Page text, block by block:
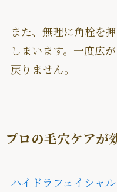
また、無理に角栓を
しまいます。一度広
戻りません。
プロの毛穴ケアが
ハイドラフェイシャル